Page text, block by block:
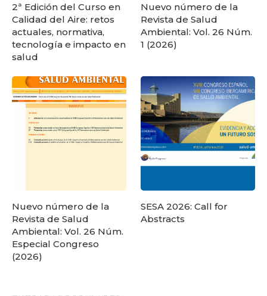
2ª Edición del Curso en
Calidad del Aire: retos
actuales, normativa,
tecnología e impacto en
salud
Nuevo número de la
Revista de Salud
Ambiental: Vol. 26 Núm.
1 (2026)
Nuevo número de la
Revista de Salud
Ambiental: Vol. 26 Núm.
Especial Congreso
(2026)
SESA 2026: Call for
Abstracts